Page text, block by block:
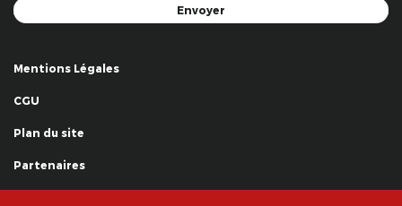
Mentions Légales
CGU
Plan du site
Partenaires